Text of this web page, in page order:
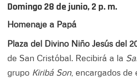
Domingo 28 de junio, 2 p. m.
Homenaje a Papá
Plaza del Divino Niño Jesús del
de San Cristóbal. Recibirá a la
grupo Kiribá Son, encargados de